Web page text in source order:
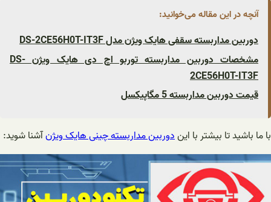
آنچه در این مقاله می‌خوانید:
دوربین مداربسته سقفی هایک ویژن مدل DS-2CE56H0T-IT3F
مشخصات دوربین مداربسته توربو اچ دی هایک ویژن DS-
2CE56H0T-IT3F
قیمت دوربین مداربسته 5 مگاپیکسل
با ما باشید تا بیشتر با ایندوربین مداربسته چینی هایک ویژنآشنا شوید: